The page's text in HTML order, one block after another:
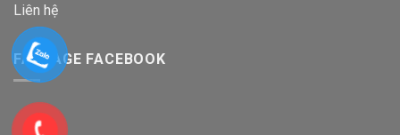
Liên hệ
FANPAGE FACEBOOK